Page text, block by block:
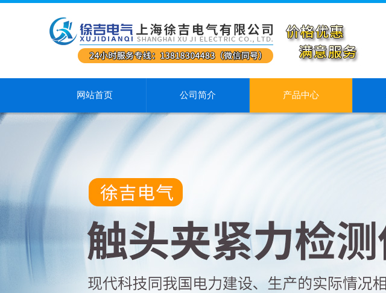
网站首页 公司简介 产品中心